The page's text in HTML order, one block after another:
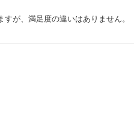
が、満足度の違いはありません。